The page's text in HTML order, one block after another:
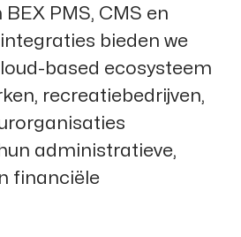
PMS, CMS en
bieden we
based ecosysteem
recreatiebedrijven,
administratieve,
financiële